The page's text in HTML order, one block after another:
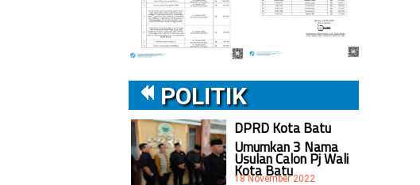
POLITIK
DPRD Kota Batu
Umumkan 3 Nama
Usulan Calon Pj Wali
Kota Batu
18 November 2022